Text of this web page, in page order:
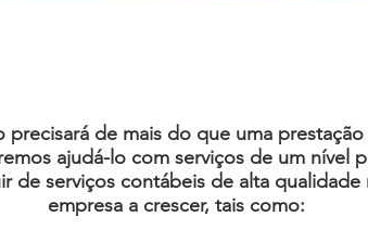
de mais do que uma
ajudá-lo com serviços de um nível
de serviços contábeis de alta qualidade
empresa a crescer, tais como: